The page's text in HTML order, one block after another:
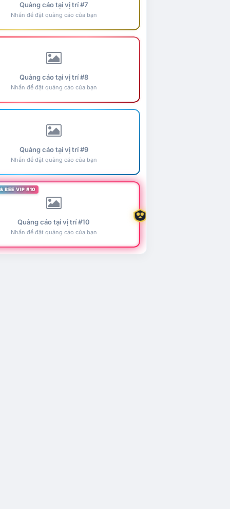
Quảng cáo tại vị trí #7
Nhấn để đặt quảng cáo của bạn
Quảng cáo tại vị trí #8
Nhấn để đặt quảng cáo của bạn
Quảng cáo tại vị trí #9
Nhấn để đặt quảng cáo của bạn
BEE VIP #10
Quảng cáo tại vị trí #10
Nhấn để đặt quảng cáo của bạn